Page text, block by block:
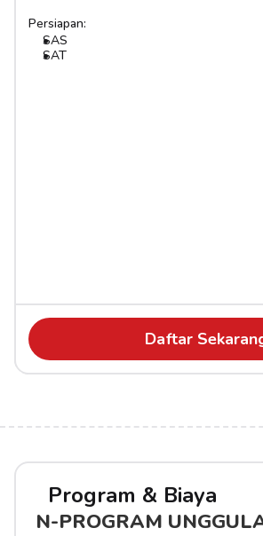
Persiapan:
SAS
SAT
Daftar
Program & Biaya
N-PROGRAM